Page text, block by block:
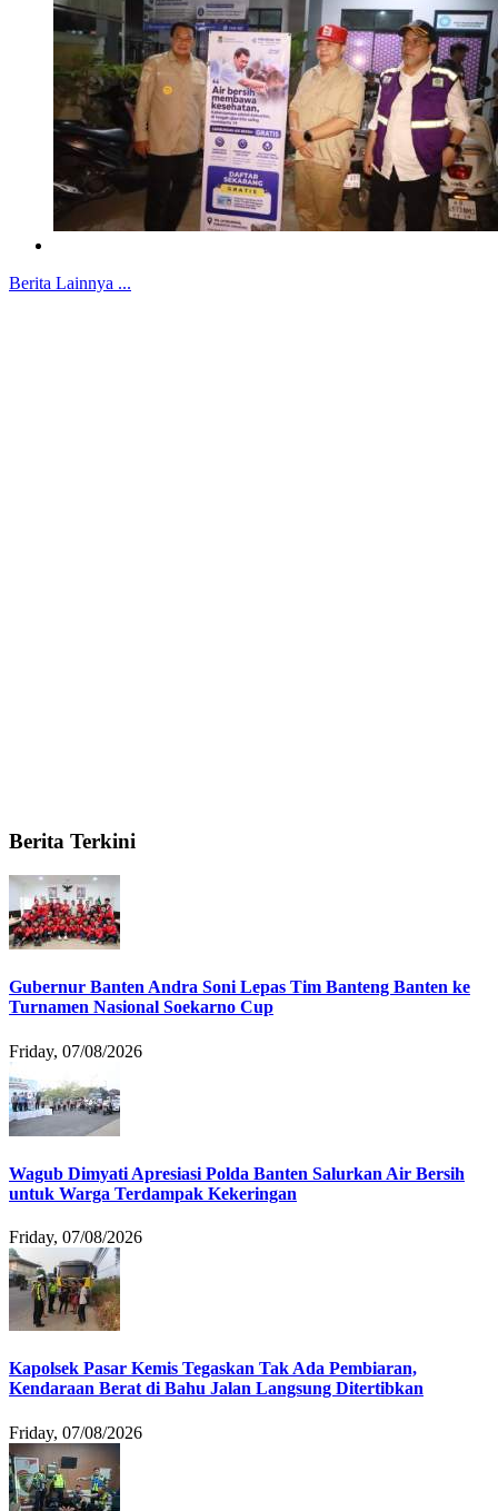
Berita Lainnya ...
Berita Terkini
Gubernur Banten Andra Soni Lepas Tim Banteng Banten ke
Turnamen Nasional Soekarno Cup
Friday, 07/08/2026
Wagub Dimyati Apresiasi Polda Banten Salurkan Air Bersih
untuk Warga Terdampak Kekeringan
Friday, 07/08/2026
Kapolsek Pasar Kemis Tegaskan Tak Ada Pembiaran,
Kendaraan Berat di Bahu Jalan Langsung Ditertibkan
Friday, 07/08/2026